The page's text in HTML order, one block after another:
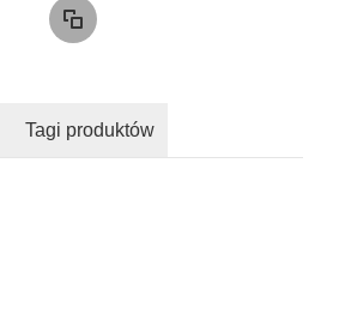
Tagi produktów